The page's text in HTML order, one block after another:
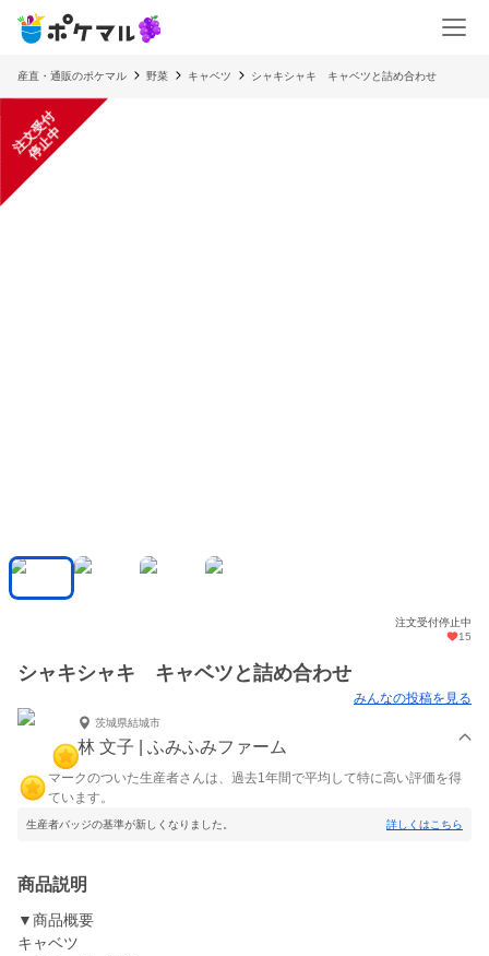
産直・通販のポケマル 野菜 キャベツ シャキシャキ キャベツと詰め合わせ
注
文
受
付
停
止
中
注文受付停止中
15
シャキシャキ キャベツと詰め合わせ
みんなの投稿を見る
茨城県結城市
林 文子 | ふみふみファーム
マークのついた生産者さんは、過去1年間で平均して特に高い評価を得
ています。
生産者バッジの基準が新しくなりました。 詳しくはこちら
商品説明
▼商品概要
キャベツ